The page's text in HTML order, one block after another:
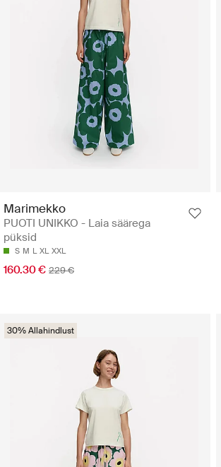
Marimekko
PUOTI UNIKKO - Laia säärega
püksid
S M L XL XXL
160.30 € 229 €
30% Allahindlust